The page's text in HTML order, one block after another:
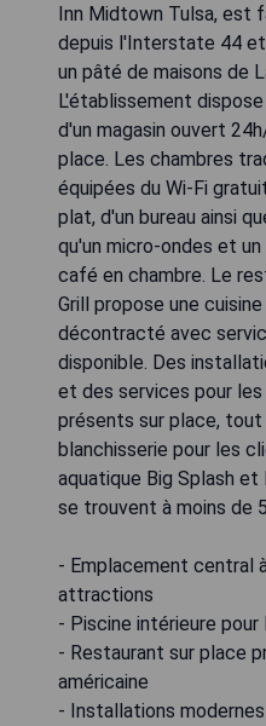
Inn Midtown Tulsa, est
depuis l'Interstate 44
un pâté de maisons de
L'établissement
d'un magasin ouvert
place. Les chambres
équipées du Wi-Fi
plat, d'un bureau ainsi
qu'un micro-ondes et
café en chambre. Le
Grill propose une
décontracté avec
disponible. Des
et des services pour
présents sur place,
blanchisserie pour les
aquatique Big Splash
se trouvent à moins de
- Emplacement central
attractions
- Piscine intérieure
- Restaurant sur place
américaine
- Installations